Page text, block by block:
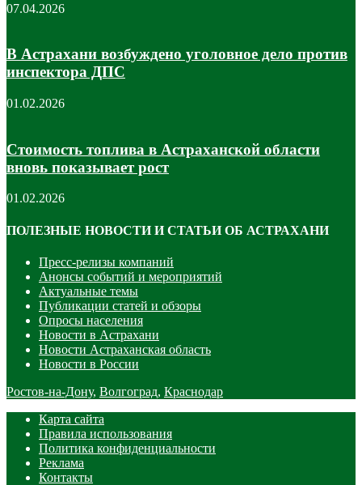
07.04.2026
В Астрахани возбуждено уголовное дело против
инспектора ДПС
01.02.2026
Стоимость топлива в Астраханской области
вновь показывает рост
01.02.2026
ПОЛЕЗНЫЕ НОВОСТИ И СТАТЬИ ОБ АСТРАХАНИ
Пресс-релизы компаний
Анонсы событий и мероприятий
Актуальные темы
Публикации статей и обзоры
Опросы населения
Новости в Астрахани
Новости Астраханская область
Новости в России
Ростов-на-Дону, Волгоград, Краснодар
Карта сайта
Правила использования
Политика конфиденциальности
Реклама
Контакты